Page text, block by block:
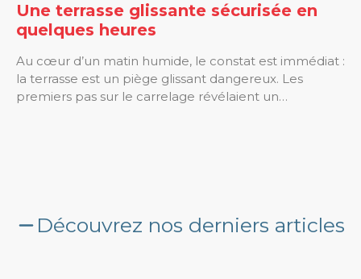
Une terrasse glissante sécurisée en
quelques heures
Au cœur d’un matin humide, le constat est immédiat :
la terrasse est un piège glissant dangereux. Les
premiers pas sur le carrelage révélaient un…
Découvrez nos derniers articles